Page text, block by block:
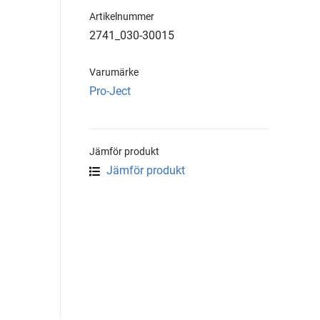
Artikelnummer
2741_030-30015
Varumärke
Pro-Ject
Jämför produkt
Jämför produkt